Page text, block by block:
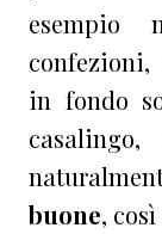
esempio
in fondo
buone,